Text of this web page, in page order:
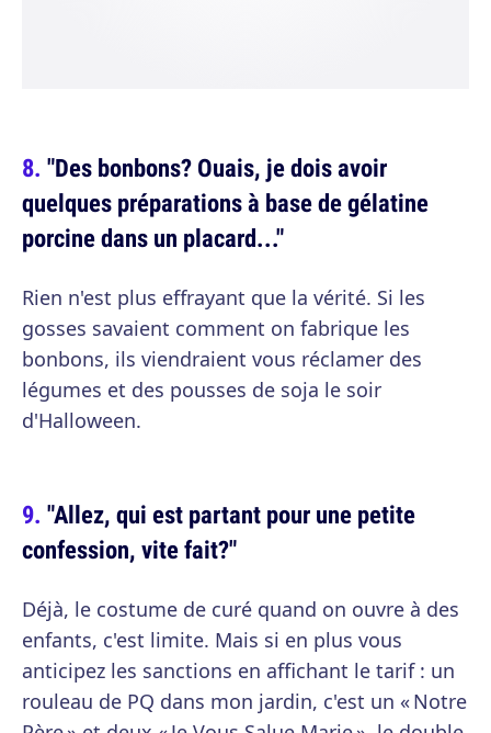
"Des bonbons? Ouais, je dois avoir
quelques préparations à base de gélatine
porcine dans un placard..."
Rien n'est plus effrayant que la vérité. Si les
gosses savaient comment on fabrique les
bonbons, ils viendraient vous réclamer des
légumes et des pousses de soja le soir
d'Halloween.
"Allez, qui est partant pour une petite
confession, vite fait?"
Déjà, le costume de curé quand on ouvre à des
enfants, c'est limite. Mais si en plus vous
anticipez les sanctions en affichant le tarif : un
rouleau de PQ dans mon jardin, c'est un « Notre